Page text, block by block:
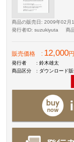
商品の販売日 : 2009年02月
発行者ID: suzukiyuta 商
販売価格 : 12,000
発行者
: 鈴木雄太
商品区分
: ダウンロード